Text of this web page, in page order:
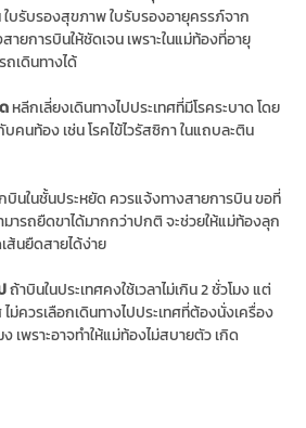
ใบรับรองสุขภาพ ใบรับรองอายุครรภ์จาก
ยการบินให้ชัดเจน เพราะในแม่ท้องที่อายุ
ถเดินทางได้
หลีกเลี่ยงเดินทางไปประเทศที่มีโรคระบาด โดย
คนท้อง เช่น โรคไข้ไวรัสซิกา ในแถบละติน
บินในชั้นประหยัด ควรแจ้งทางสายการบิน ขอที่
ารถยืดขาได้มากกว่าปกติ จะช่วยให้แม่ท้องลุก
ส้นยืดสายได้ง่าย
ถ้าบินในประเทศคงใช้เวลาไม่เกิน 2 ชั่วโมง แต่
ม่ควรเลือกเดินทางไปประเทศที่ต้องนั่งเครื่อง
เพราะอาจทำให้แม่ท้องไม่สบายตัว เกิด